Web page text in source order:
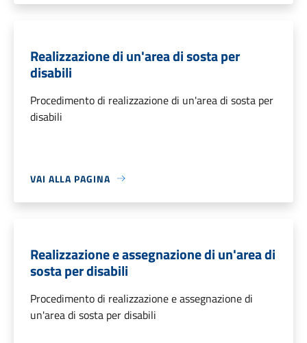
Realizzazione di un'area di sosta per
disabili
Procedimento di realizzazione di un'area di sosta per
disabili
VAI ALLA PAGINA
Realizzazione e assegnazione di un'area di
sosta per disabili
Procedimento di realizzazione e assegnazione di
un'area di sosta per disabili